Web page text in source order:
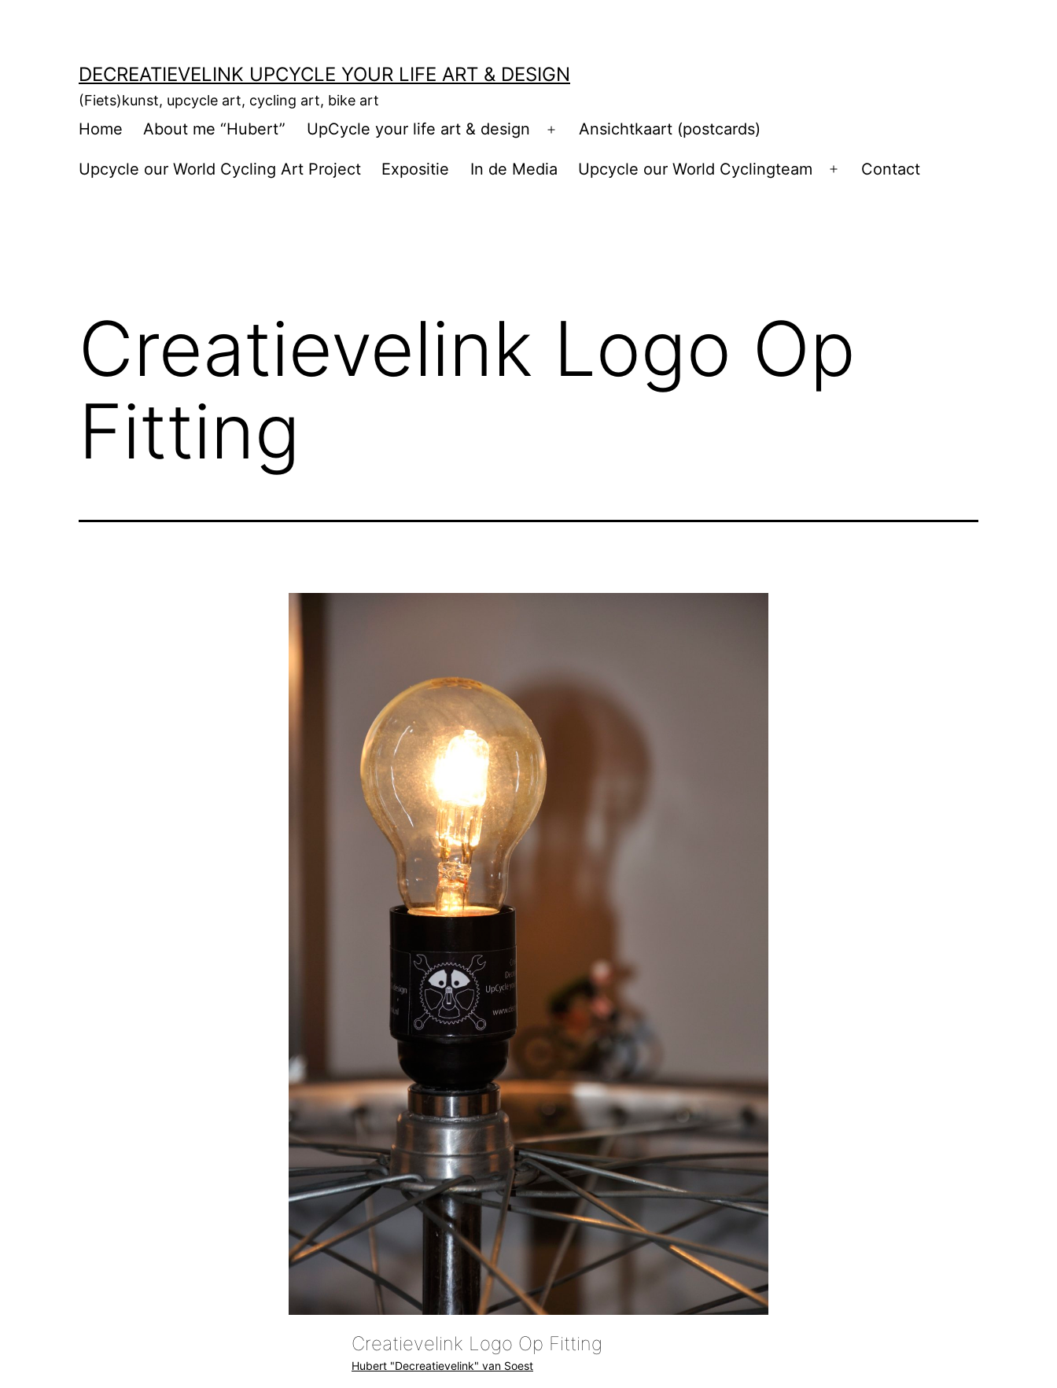
DECREATIEVELINK UPCYCLE YOUR LIFE ART & DESIGN
(Fiets)kunst, upcycle art, cycling art, bike art
Home About me “Hubert” UpCycle your life art & design
Open
menu
Ansichtkaart (postcards)
Upcycle our World Cycling Art Project Expositie In de Media Upcycle our World Cyclingteam
Open
Contact
Creatievelink Logo Op
Fitting
Creatievelink Logo Op Fitting
Hubert "Decreatievelink" van Soest